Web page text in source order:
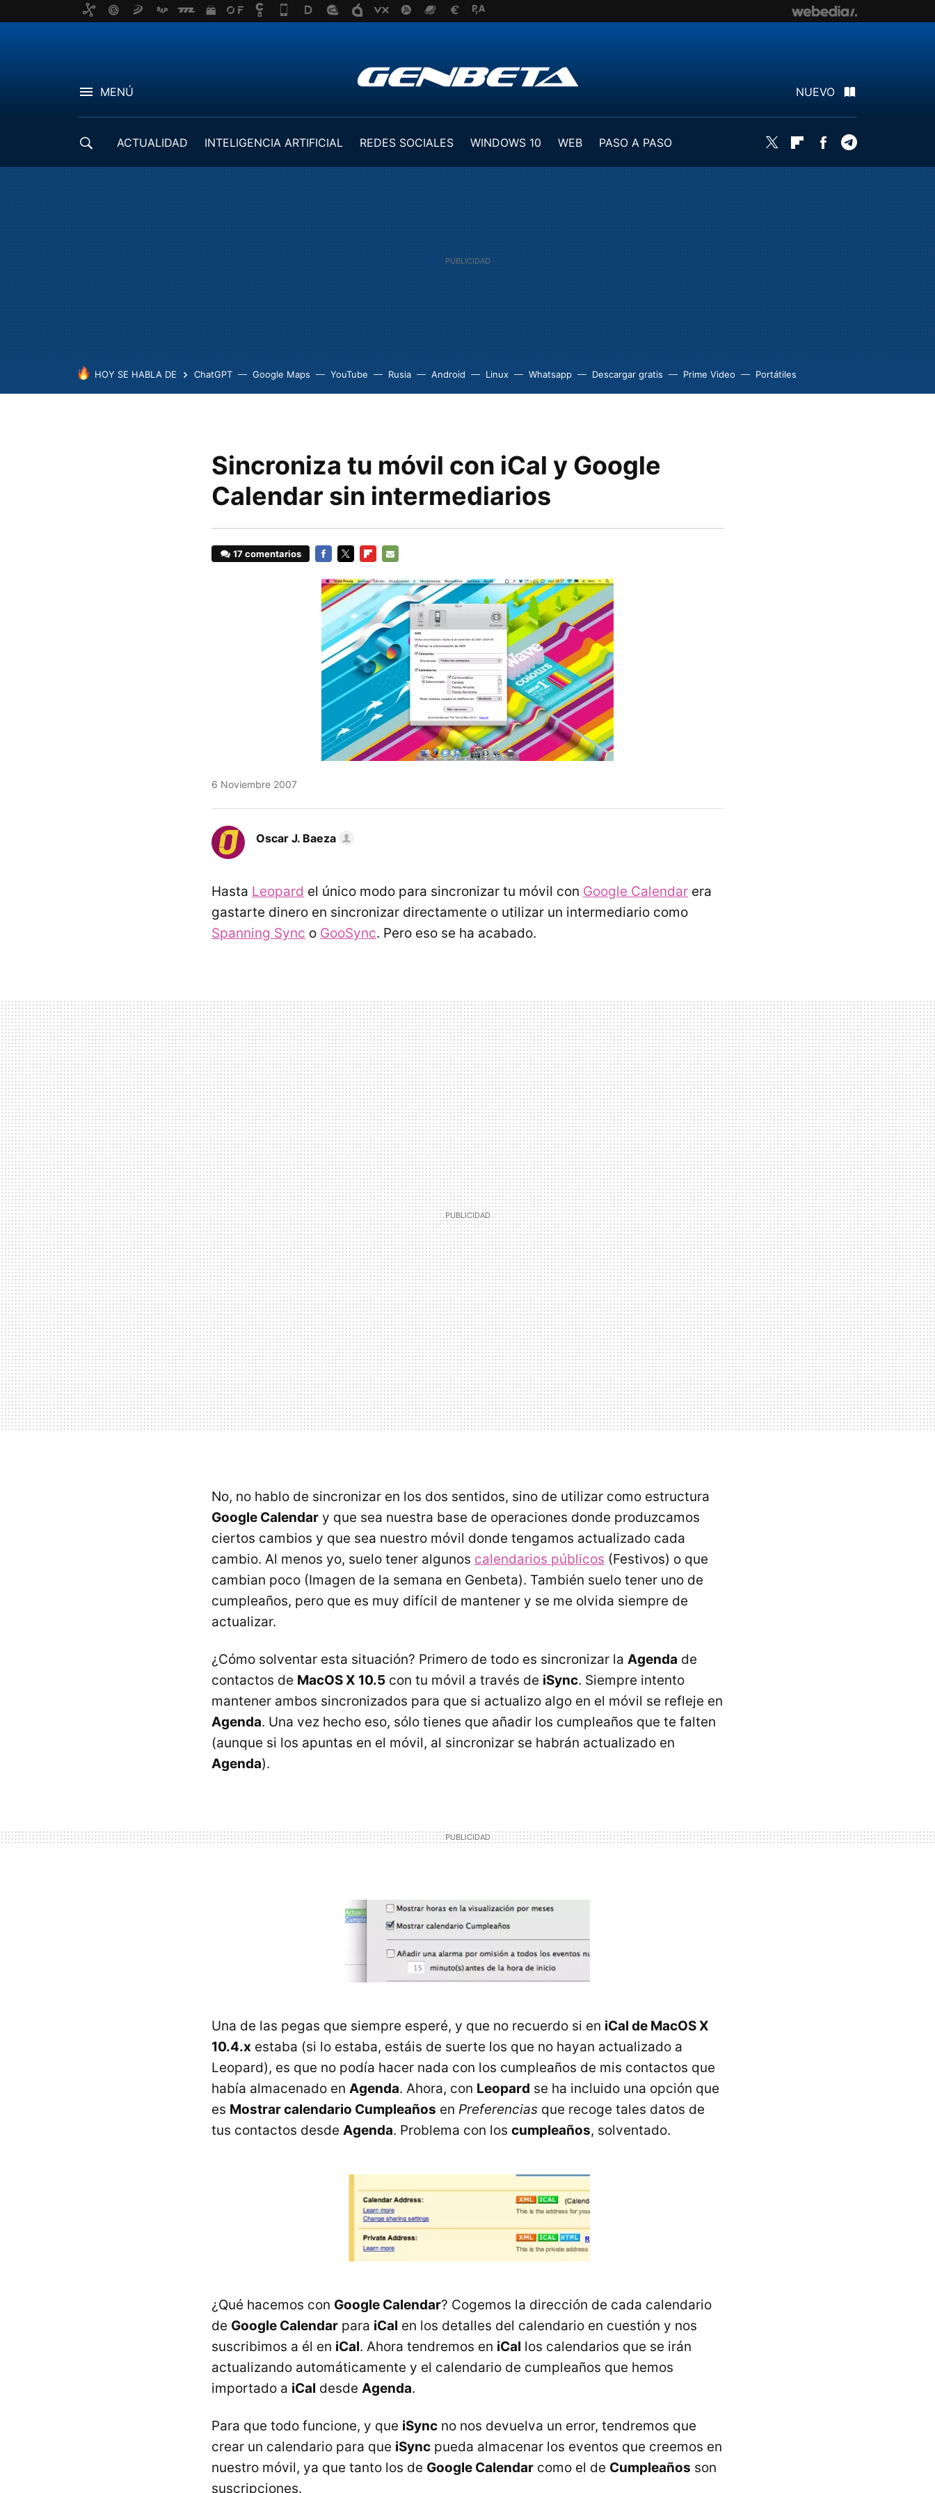
MENÚ NUEVO
ACTUALIDAD INTELIGENCIA ARTIFICIAL REDES SOCIALES WINDOWS 10 WEB
PASO A PASO
Twitter FlipboardFacebook
HOY SE HABLA DE ChatGPT Google Maps YouTube Rusia Android Linux Whatsapp Descargar gratis Prime Video Portátiles
Sincroniza tu móvil con iCal y Google
Calendar sin intermediarios
17 comentarios
MAIL
6 Noviembre 2007
Oscar J. Baeza
Hasta Leopard el único modo para sincronizar tu móvil con Google Calendar era
gastarte dinero en sincronizar directamente o utilizar un intermediario como
Spanning Sync o GooSync. Pero eso se ha acabado.
No, no hablo de sincronizar en los dos sentidos, sino de utilizar como estructura
Google Calendar y que sea nuestra base de operaciones donde produzcamos
ciertos cambios y que sea nuestro móvil donde tengamos actualizado cada
cambio. Al menos yo, suelo tener algunos calendarios públicos (Festivos) o que
cambian poco (Imagen de la semana en Genbeta). También suelo tener uno de
cumpleaños, pero que es muy difícil de mantener y se me olvida siempre de
actualizar.
¿Cómo solventar esta situación? Primero de todo es sincronizar la Agenda de
contactos de MacOS X 10.5 con tu móvil a través de iSync. Siempre intento
mantener ambos sincronizados para que si actualizo algo en el móvil se refleje en
Agenda. Una vez hecho eso, sólo tienes que añadir los cumpleaños que te falten
(aunque si los apuntas en el móvil, al sincronizar se habrán actualizado en
Agenda).
Una de las pegas que siempre esperé, y que no recuerdo si en iCal de MacOS X
10.4.x estaba (si lo estaba, estáis de suerte los que no hayan actualizado a
Leopard), es que no podía hacer nada con los cumpleaños de mis contactos que
había almacenado en Agenda. Ahora, con Leopard se ha incluido una opción que
es Mostrar calendario Cumpleaños en Preferencias que recoge tales datos de
tus contactos desde Agenda. Problema con los cumpleaños, solventado.
¿Qué hacemos con Google Calendar? Cogemos la dirección de cada calendario
de Google Calendar para iCal en los detalles del calendario en cuestión y nos
suscribimos a él en iCal. Ahora tendremos en iCal los calendarios que se irán
actualizando automáticamente y el calendario de cumpleaños que hemos
importado a iCal desde Agenda.
Para que todo funcione, y que iSync no nos devuelva un error, tendremos que
crear un calendario para que iSync pueda almacenar los eventos que creemos en
nuestro móvil, ya que tanto los de Google Calendar como el de Cumpleaños son
suscripciones.